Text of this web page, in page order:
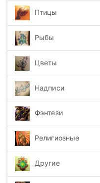
Птицы
Рыбы
Цветы
Надписи
Фэнтези
Религиозные
Другие